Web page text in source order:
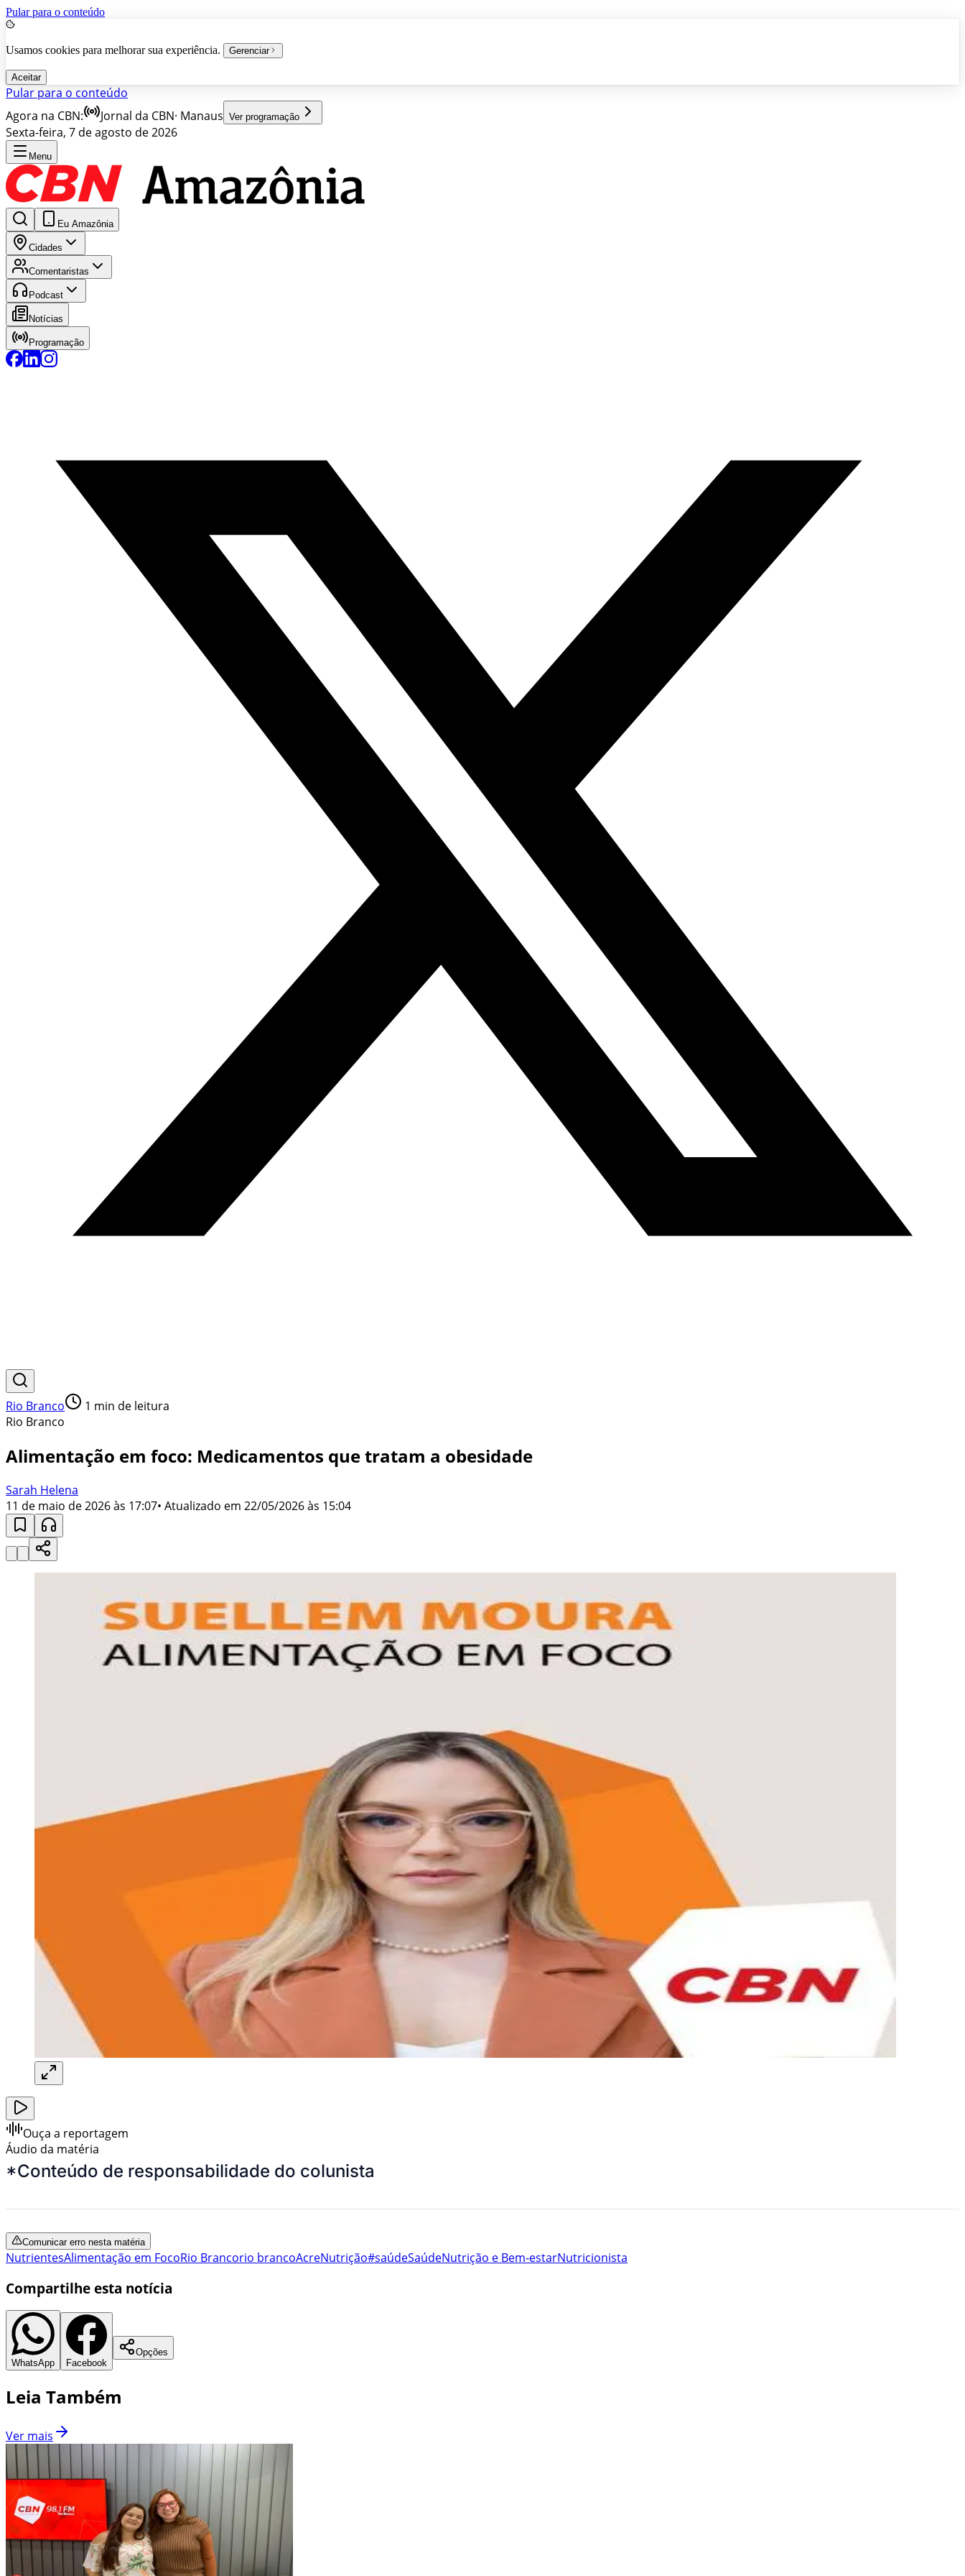
Pular para o conteúdo
Usamos cookies para melhorar sua experiência. Gerenciar
Aceitar
Pular para o conteúdo
Agora na CBN:
Jornal da CBN· Manaus Ver programação
Sexta-feira, 7 de agosto de 2026
Menu
Eu Amazônia
Cidades
Comentaristas
Podcast
Notícias
Programação
Rio Branco 1 min de leitura
Rio Branco
Alimentação em foco: Medicamentos que tratam a obesidade
Sarah Helena
11 de maio de 2026 às 17:07• Atualizado em 22/05/2026 às 15:04
Ouça a reportagem
Áudio da matéria
*Conteúdo de responsabilidade do colunista
Comunicar erro nesta matéria
NutrientesAlimentação em FocoRio Brancorio brancoAcreNutrição#saúdeSaúdeNutrição e Bem-estarNutricionista
Compartilhe esta notícia
WhatsApp Facebook
Opções
Leia Também
Ver mais